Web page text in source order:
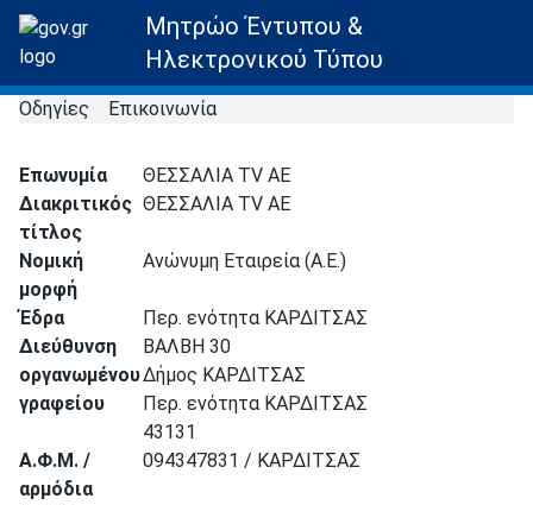
Μητρώο Έντυπου &
Ηλεκτρονικού Τύπου
Οδηγίες Επικοινωνία
Επωνυμία
ΘΕΣΣΑΛΙΑ ΤV ΑΕ
Διακριτικός
τίτλος
ΘΕΣΣΑΛΙΑ TV ΑΕ
Νομική
μορφή
Ανώνυμη Εταιρεία (Α.Ε.)
Έδρα
Περ. ενότητα ΚΑΡΔΙΤΣΑΣ
Διεύθυνση
οργανωμένου
γραφείου
ΒΑΛΒΗ 30
Δήμος ΚΑΡΔΙΤΣΑΣ
Περ. ενότητα ΚΑΡΔΙΤΣΑΣ
43131
Α.Φ.Μ. /
αρμόδια
094347831 / ΚΑΡΔΙΤΣΑΣ